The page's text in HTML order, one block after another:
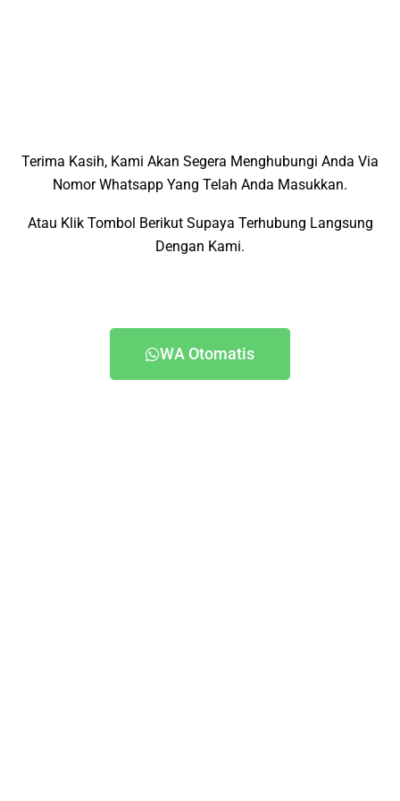
Terima Kasih, Kami Akan Segera Menghubungi Anda Via
Nomor Whatsapp Yang Telah Anda Masukkan.
Atau Klik Tombol Berikut Supaya Terhubung Langsung
Dengan Kami.
WA Otomatis